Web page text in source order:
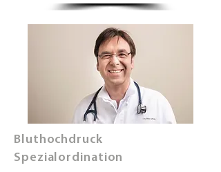
Bluthochdruck
Spezialordination